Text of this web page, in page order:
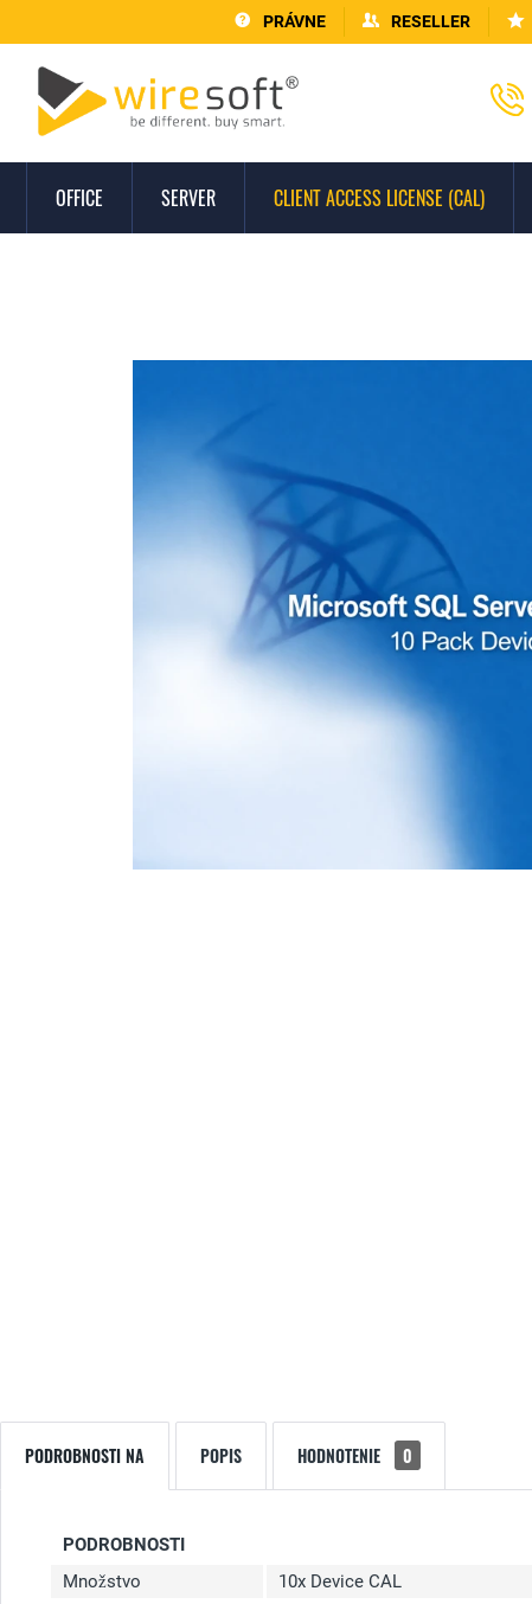
PRÁVNE RESELLER
OFFICE SERVER CLIENT ACCESS LICENSE (CAL)
PODROBNOSTI NA POPIS HODNOTENIE 0
PODROBNOSTI
Množstvo
10x Device CAL